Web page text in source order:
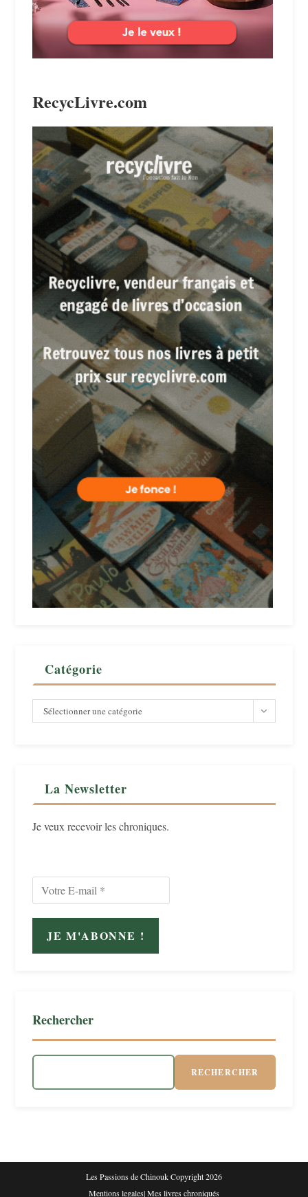
RecycLivre.com
Catégorie
Catégorie
Sélectionner une catégorie
La Newsletter
Je veux recevoir les chroniques.
Rechercher
RECHERCHER
Les Passions de Chinouk Copyright 2026
Mentions legales|Mes livres chroniqués